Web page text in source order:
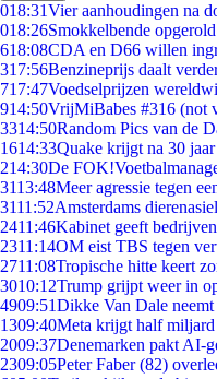
018:31Vier aanhoudingen na
018:26Smokkelbende
618:08CDA en D66 willen
317:56Benzineprijs daalt
717:47Voedselprijzen
914:50VrijMiBabes #316 (not
3314:50Random Pics van de
1614:33Quake krijgt na 30
214:30De
3113:48Meer agressie tegen
3111:52Amsterdams
2411:46Kabinet geeft
2311:14OM eist TBS tegen
2711:08Tropische hitte keert
3010:12Trump grijpt weer in
4909:51Dikke Van Dale
1309:40Meta krijgt half miljard
2009:37Denemarken pakt AI-
2309:05Peter Faber (82)